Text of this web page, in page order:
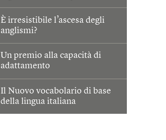
È irresistibile l’ascesa degli
anglismi?
Un premio alla capacità di
adattamento
Il Nuovo vocabolario di base
della lingua italiana